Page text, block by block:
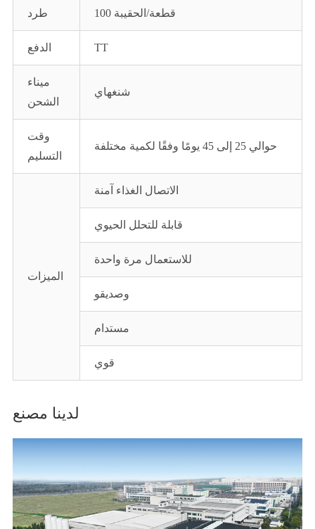
طرد 100 قطعة/الحقيبة
الدفع TT
ميناء
الشحن
شنغهاي
وقت
التسليم
حوالي 25 إلى 45 يومًا وفقًا لكمية مختلفة
الميزات
الاتصال الغذاء آمنة
قابلة للتحلل الحيوي
للاستعمال مرة واحدة
وصديقو
مستدام
قوي
لدينا مصنع